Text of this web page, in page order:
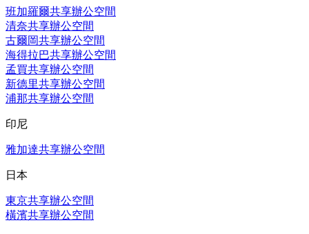
班加羅爾共享辦公空間
清奈共享辦公空間
古爾岡共享辦公空間
海得拉巴共享辦公空間
孟買共享辦公空間
新德里共享辦公空間
浦那共享辦公空間
印尼
雅加達共享辦公空間
日本
東京共享辦公空間
橫濱共享辦公空間